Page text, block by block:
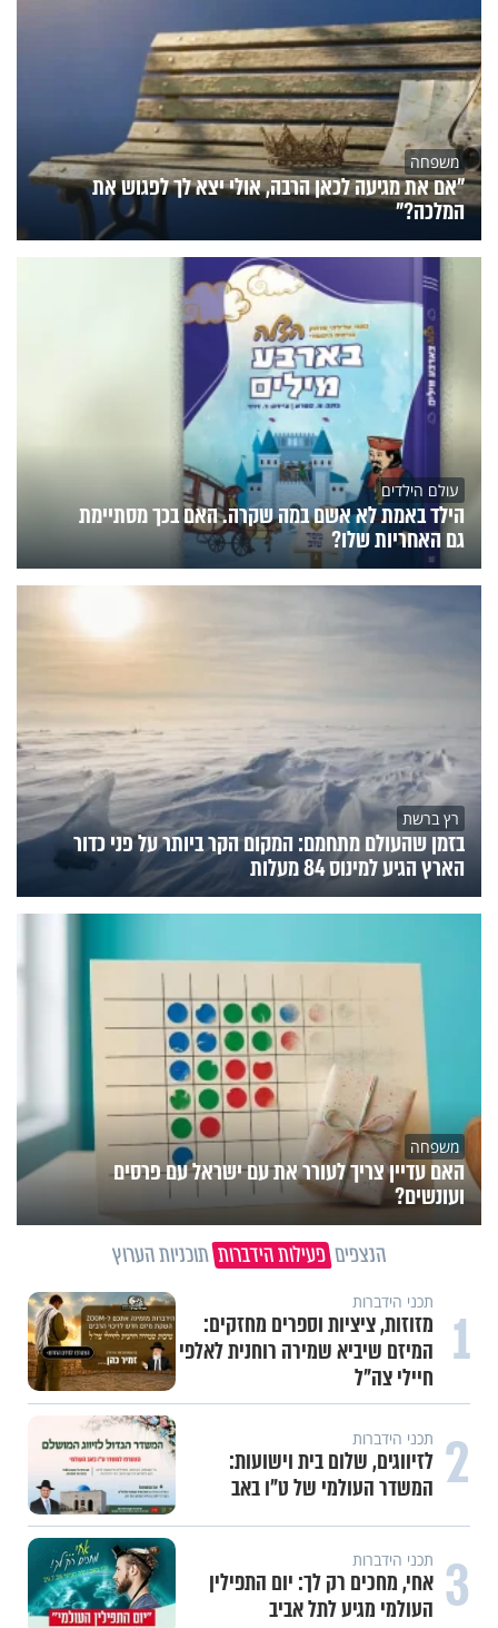
משפחה
"אם את מגיעה לכאן הרבה, אולי יצא לך לפגוש את
המלכה?"
עולם הילדים
הילד באמת לא אשם במה שקרה. האם בכך מסתיימת
גם האחריות שלו?
רץ ברשת
בזמן שהעולם מתחמם: המקום הקר ביותר על פני כדור
הארץ הגיע למינוס 84 מעלות
משפחה
האם עדיין צריך לעורר את עם ישראל עם פרסים
ועונשים?
הנצפים פעילות הידברות תוכניות הערוץ
1 תכני הידברות
מזוזות, ציציות וספרים מחזקים:
המיזם שיביא שמירה רוחנית לאלפי
חיילי צה"ל
2 תכני הידברות
לזיווגים, שלום בית וישועות:
המשדר העולמי של ט"ו באב
3 תכני הידברות
אחי, מחכים רק לך: יום התפילין
העולמי מגיע לתל אביב